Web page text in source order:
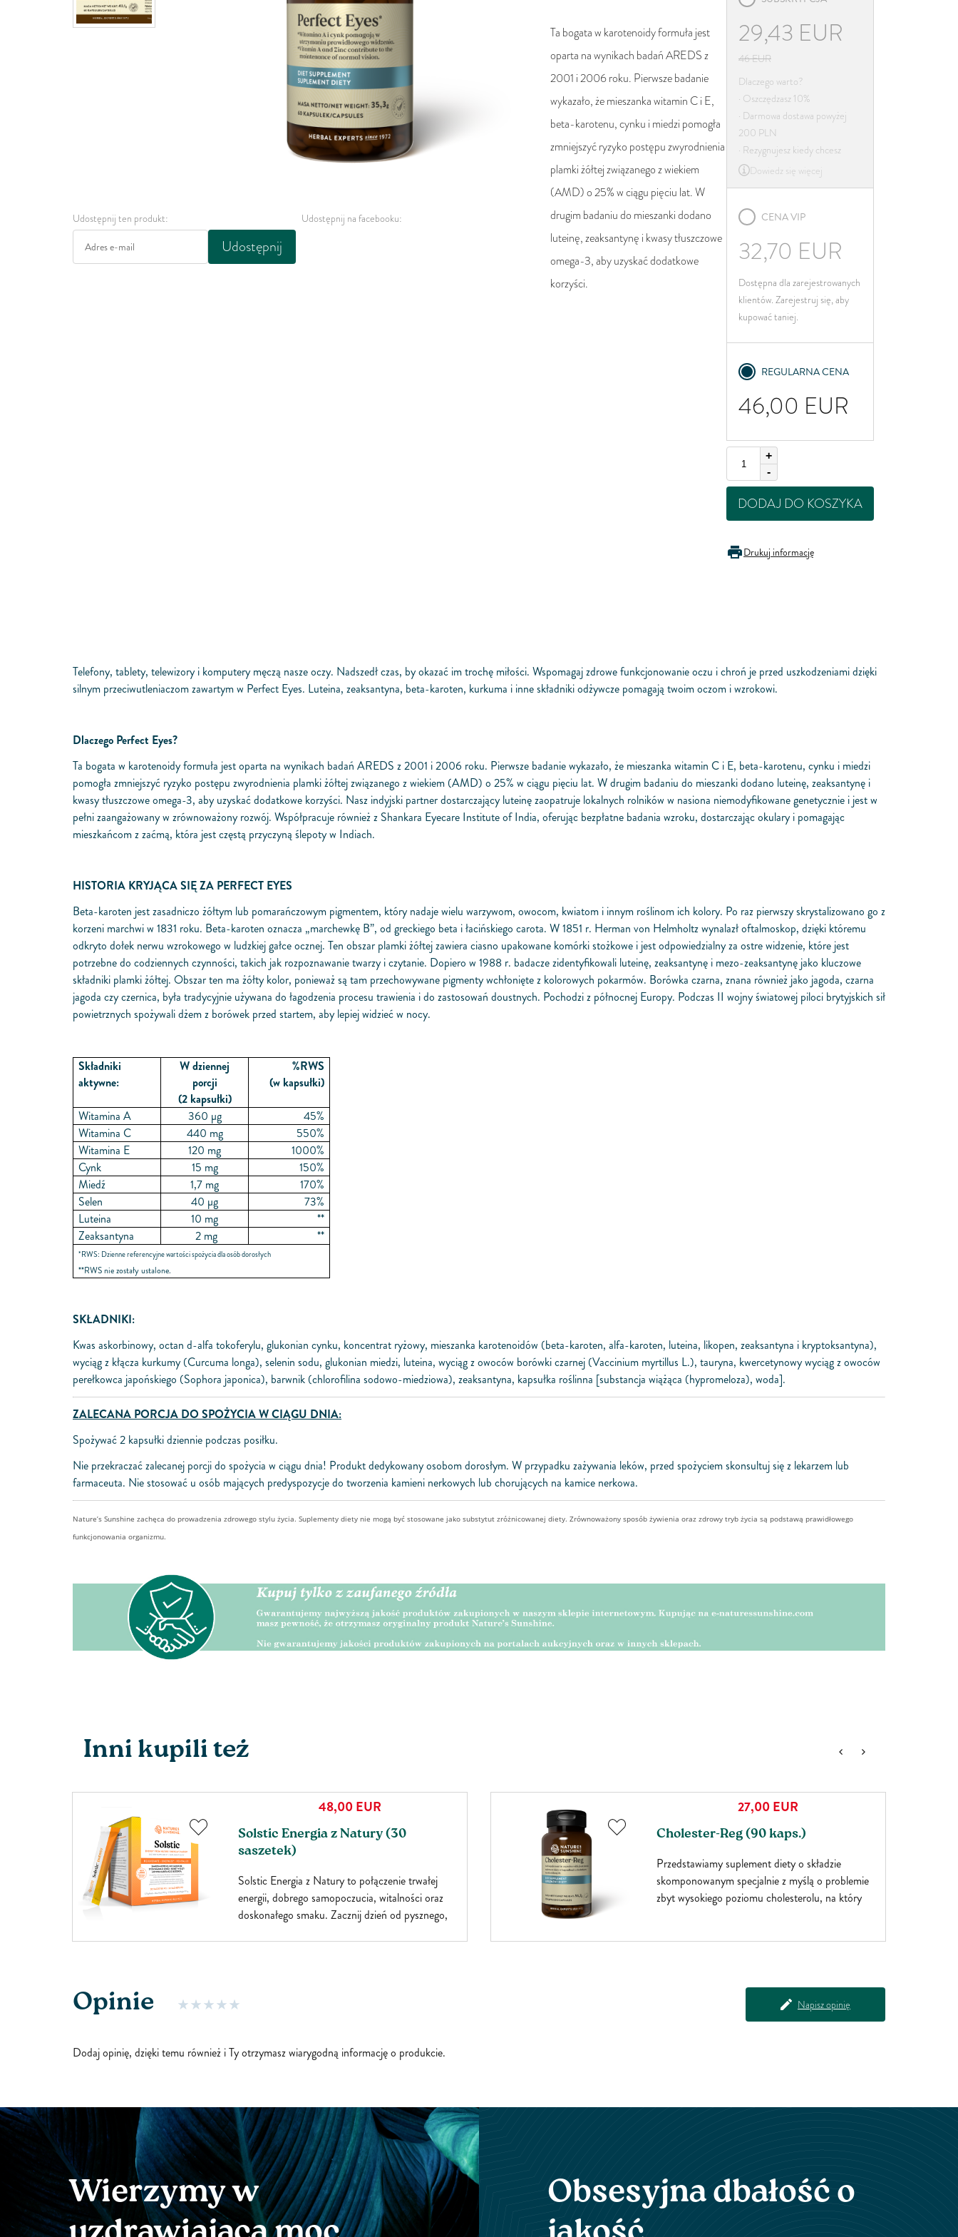
Włochy
Łotwa
Litwa
Luksemburg
Malta
Niderlandy
Poland
Portugalia
Rumunia
Słowacja
Słowenia
Udostępnij ten produkt:
Udostępnij
Udostępnij na facebooku:
Ta bogata w karotenoidy formuła jest
oparta na wynikach badań AREDS z
2001 i 2006 roku. Pierwsze badanie
wykazało, że mieszanka witamin C i E,
beta-karotenu, cynku i miedzi pomogła
zmniejszyć ryzyko postępu zwyrodnienia
plamki żółtej związanego z wiekiem
(AMD) o 25% w ciągu pięciu lat. W
drugim badaniu do mieszanki dodano
luteinę, zeaksantynę i kwasy tłuszczowe
omega-3, aby uzyskać dodatkowe
korzyści.
29,43 EUR
46EUR
Dlaczego warto?
· Oszczędzasz 10%
· Darmowa dostawa powyżej
200 PLN
· Rezygnujesz kiedy chcesz
Dowiedz się więcej
CENA VIP
32,70 EUR
Dostępna dla zarejestrowanych
klientów. Zarejestruj się, aby
kupować taniej.
REGULARNA CENA
46,00 EUR
+
-
DODAJ DO KOSZYKA
Drukuj informację
Telefony, tablety, telewizory i komputery męczą nasze oczy. Nadszedł czas, by okazać im trochę miłości. Wspomagaj zdrowe funkcjonowanie oczu i chroń je przed uszkodzeniami dzięki
silnym przeciwutleniaczom zawartym w Perfect Eyes. Luteina, zeaksantyna, beta-karoten, kurkuma i inne składniki odżywcze pomagają twoim oczom i wzrokowi.
Dlaczego Perfect Eyes?
Ta bogata w karotenoidy formuła jest oparta na wynikach badań AREDS z 2001 i 2006 roku. Pierwsze badanie wykazało, że mieszanka witamin C i E, beta-karotenu, cynku i miedzi
pomogła zmniejszyć ryzyko postępu zwyrodnienia plamki żółtej związanego z wiekiem (AMD) o 25% w ciągu pięciu lat. W drugim badaniu do mieszanki dodano luteinę, zeaksantynę i
kwasy tłuszczowe omega-3, aby uzyskać dodatkowe korzyści. Nasz indyjski partner dostarczający luteinę zaopatruje lokalnych rolników w nasiona niemodyfikowane genetycznie i jest w
pełni zaangażowany w zrównoważony rozwój. Współpracuje również z Shankara Eyecare Institute of India, oferując bezpłatne badania wzroku, dostarczając okulary i pomagając
mieszkańcom z zaćmą, która jest częstą przyczyną ślepoty w Indiach.
HISTORIA KRYJĄCA SIĘ ZA PERFECT EYES
Beta-karoten jest zasadniczo żółtym lub pomarańczowym pigmentem, który nadaje wielu warzywom, owocom, kwiatom i innym roślinom ich kolory. Po raz pierwszy skrystalizowano go z
korzeni marchwi w 1831 roku. Beta-karoten oznacza „marchewkę B”, od greckiego beta i łacińskiego carota. W 1851 r. Herman von Helmholtz wynalazł oftalmoskop, dzięki któremu
odkryto dołek nerwu wzrokowego w ludzkiej gałce ocznej. Ten obszar plamki żółtej zawiera ciasno upakowane komórki stożkowe i jest odpowiedzialny za ostre widzenie, które jest
potrzebne do codziennych czynności, takich jak rozpoznawanie twarzy i czytanie. Dopiero w 1988 r. badacze zidentyfikowali luteinę, zeaksantynę i mezo-zeaksantynę jako kluczowe
składniki plamki żółtej. Obszar ten ma żółty kolor, ponieważ są tam przechowywane pigmenty wchłonięte z kolorowych pokarmów. Borówka czarna, znana również jako jagoda, czarna
jagoda czy czernica, była tradycyjnie używana do łagodzenia procesu trawienia i do zastosowań doustnych. Pochodzi z północnej Europy. Podczas II wojny światowej piloci brytyjskich sił
powietrznych spożywali dżem z borówek przed startem, aby lepiej widzieć w nocy.
Składniki
aktywne:
W dziennej
porcji
(2 kapsułki)
%RWS
(w kapsułki)
Witamina A 360 μg
45%
Witamina C
440 mg
550%
Witamina E
120 mg
1000%
Cynk
15 mg
150%
Miedź
1,7 mg
170%
Selen
40 μg
73%
Luteina
10 mg
**
Zeaksantyna
2 mg **
*RWS: Dzienne referencyjne wartości spożycia dla osób dorosłych
**RWS nie zostały ustalone.
SKŁADNIKI:
Kwas askorbinowy, octan d-alfa tokoferylu, glukonian cynku, koncentrat ryżowy, mieszanka karotenoidów (beta-karoten, alfa-karoten, luteina, likopen, zeaksantyna i kryptoksantyna),
wyciąg z kłącza kurkumy (Curcuma longa), selenin sodu, glukonian miedzi, luteina, wyciąg z owoców borówki czarnej (Vaccinium myrtillus L.), tauryna, kwercetynowy wyciąg z owoców
perełkowca japońskiego (Sophora japonica), barwnik (chlorofilina sodowo-miedziowa), zeaksantyna, kapsułka roślinna [substancja wiążąca (hypromeloza), woda].
ZALECANA PORCJA DO SPOŻYCIA W CIĄGU DNIA:
Spożywać 2 kapsułki dziennie podczas posiłku.
Nie przekraczać zalecanej porcji do spożycia w ciągu dnia! Produkt dedykowany osobom dorosłym. W przypadku zażywania leków, przed spożyciem skonsultuj się z lekarzem lub
farmaceuta. Nie stosować u osób mających predyspozycje do tworzenia kamieni nerkowych lub chorujących na kamice nerkowa.
Nature’s Sunshine zachęca do prowadzenia zdrowego stylu życia. Suplementy diety nie mogą być stosowane jako substytut zróżnicowanej diety. Zrównoważony sposób żywienia oraz zdrowy tryb życia są podstawą prawidłowego
funkcjonowania organizmu.
Inni kupili też
48,00 EUR
Solstic Energia z Natury (30
saszetek)
Solstic Energia z Natury to połączenie trwałej
energii, dobrego samopoczucia, witalności oraz
doskonałego smaku. Zacznij dzień od pysznego,
produkt to bogata w naturalne składniki formuła,
27,00EUR
Cholester-Reg (90 kaps.)
Przedstawiamy suplement diety o składzie
skomponowanym specjalnie z myślą o problemie
zbyt wysokiego poziomu cholesterolu, na który
pokarmowego. Cholester-Reg to również sterole
roślinne, które spożywane w ilości co...
Opinie Napisz opinię
Dodaj opinię, dzięki temu również i Ty otrzymasz wiarygodną informację o produkcie.
Wierzymy w
Obsesyjna dbałość o